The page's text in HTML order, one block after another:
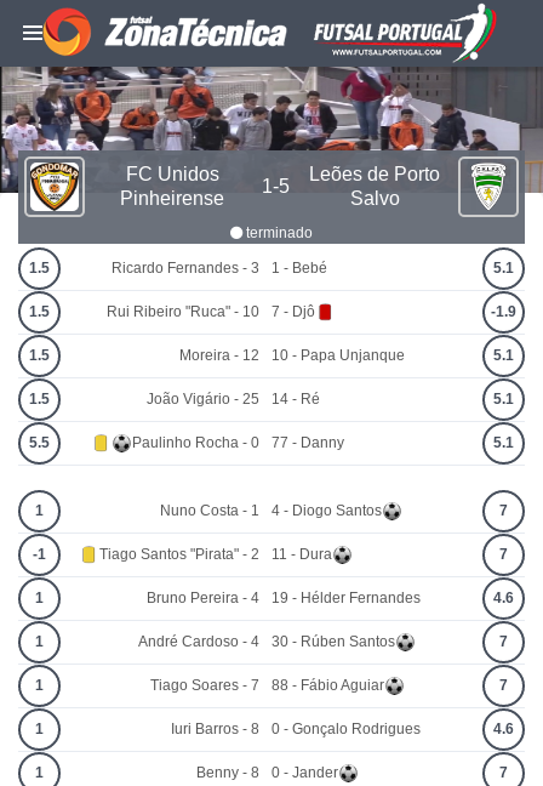
FC Unidos
Pinheirense
1-5
Leões de Porto
Salvo
terminado
1.5 Ricardo Fernandes - 3
1.5 Rui Ribeiro "Ruca" - 10
1.5 Moreira - 12
1.5 João Vigário - 25
5.5 Paulinho Rocha - 0
1 - Bebé 5.1
7 - Djô -1.9
10 - Papa Unjanque 5.1
14 - Ré 5.1
77 - Danny 5.1
1 Nuno Costa - 1
-1 Tiago Santos "Pirata" - 2
1 Bruno Pereira - 4
1 André Cardoso - 4
1 Tiago Soares - 7
1 Iuri Barros - 8
1 Benny - 8
4 - Diogo Santos 7
11 - Dura 7
19 - Hélder Fernandes 4.6
30 - Rúben Santos 7
88 - Fábio Aguiar 7
0 - Gonçalo Rodrigues 4.6
0 - Jander 7